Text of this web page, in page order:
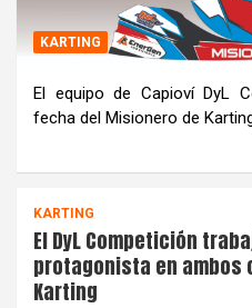
KARTING
El equipo de Capioví DyL
fecha del Misionero de
KARTING
El DyL Competición
protagonista en ambos
Karting